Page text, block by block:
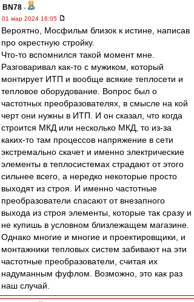
BN78 -
01 мар 2024 16:05
Вероятно, Мосфильм близок к истине, написав
про окрестную стройку.
Что-то вспомнился такой момент мне.
Разговаривал как-то с мужиком, который
монтирует ИТП и вообще всякие теплосети и
тепловое оборудование. Вопрос был о
частотных преобразователях, в смысле на кой
черт они нужны в ИТП. И он сказал, что когда
строится МКД или несколько МКД, то из-за
каких-то там процессов напряжение в сети
экстремально скачет и именно электрические
элементы в теплосистемах страдают от этого
сильнее всего, а нередко некоторые просто
выходят из строя. И именно частотные
преобразователи спасают от внезапного
выхода из строя элементы, которые так сразу и
не купишь в условном близлежащем магазине.
Однако многие и многие и проектировщики, и
монтажники тепловых систем забивают на эти
частотные преобразователи, считая их
надуманным фуфлом. Возможно, это как раз
наш случай.